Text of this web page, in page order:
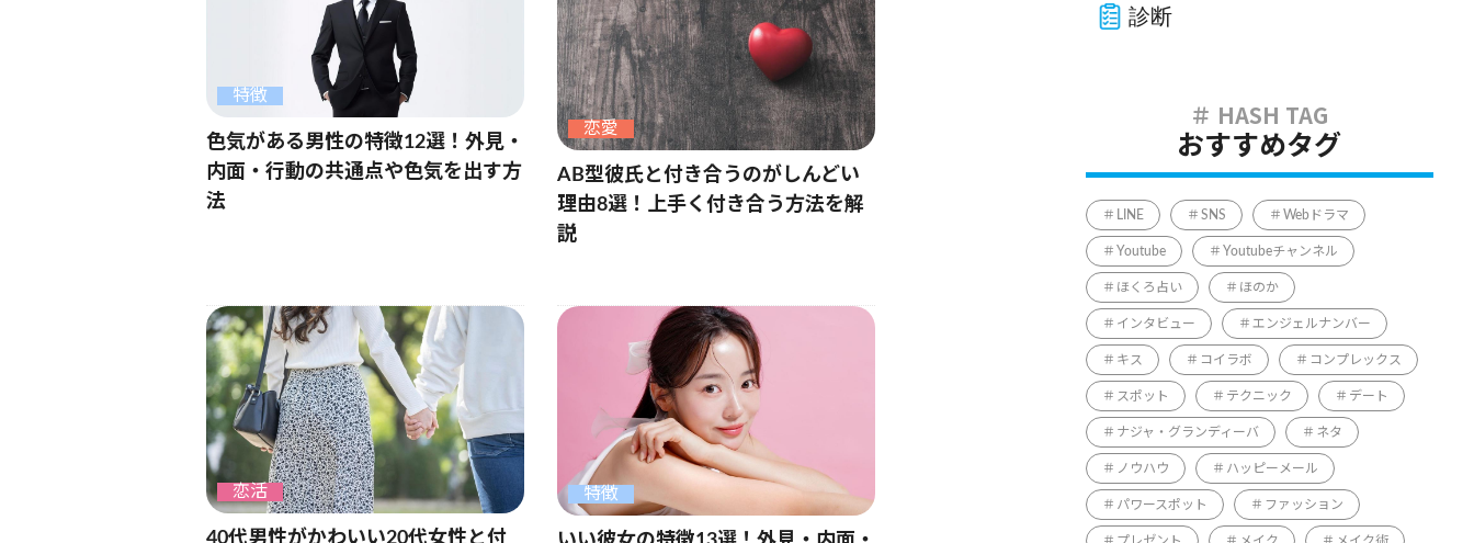
特徴
色気がある男性の特徴12選！外見・
内面・行動の共通点や色気を出す方
法
恋愛
AB型彼氏と付き合うのがしんどい
理由8選！上手く付き合う方法を解
説
恋活
40代男性がかわいい20代女性と付
特徴
診断
おすすめタグ
LINE SNS Webドラマ
Youtube Youtubeチャンネル
ほくろ占い ほのか
インタビュー エンジェルナンバー
キス コイラボ コンプレックス
スポット テクニック デート
ナジャ・グランディーバ ネタ
ノウハウ ハッピーメール
パワースポット ファッション